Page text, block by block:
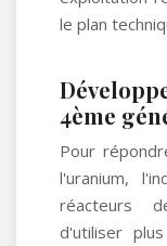
le plan
4ème
Pour
l'uranium,
réacteurs
d'utiliser